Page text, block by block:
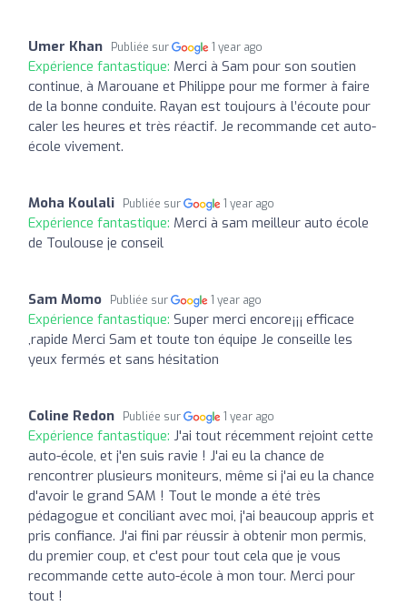
Umer Khan Publiée sur 1 year ago
Expérience fantastique: Merci à Sam pour son soutien
continue, à Marouane et Philippe pour me former à faire
de la bonne conduite. Rayan est toujours à l’écoute pour
caler les heures et très réactif. Je recommande cet auto-
école vivement.
Moha Koulali Publiée sur 1 year ago
Expérience fantastique: Merci à sam meilleur auto école
de Toulouse je conseil
Sam Momo Publiée sur 1 year ago
Expérience fantastique: Super merci encore¡¡¡ efficace
,rapide Merci Sam et toute ton équipe Je conseille les
yeux fermés et sans hésitation
Coline Redon Publiée sur 1 year ago
Expérience fantastique: J'ai tout récemment rejoint cette
auto-école, et j'en suis ravie ! J'ai eu la chance de
rencontrer plusieurs moniteurs, même si j'ai eu la chance
d'avoir le grand SAM ! Tout le monde a été très
pédagogue et conciliant avec moi, j'ai beaucoup appris et
pris confiance. J'ai fini par réussir à obtenir mon permis,
du premier coup, et c'est pour tout cela que je vous
recommande cette auto-école à mon tour. Merci pour
tout !